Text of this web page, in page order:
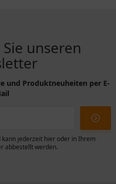
unseren
und Produktneuheiten per E-
jederzeit hier oder in Ihrem
abbestellt werden.